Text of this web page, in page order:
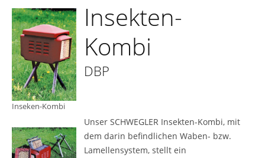
Inseken-Kombi
Insekten-
Kombi
DBP
Unser SCHWEGLER Insekten-Kombi, mit
dem darin befindlichen Waben- bzw.
Lamellensystem, stellt ein